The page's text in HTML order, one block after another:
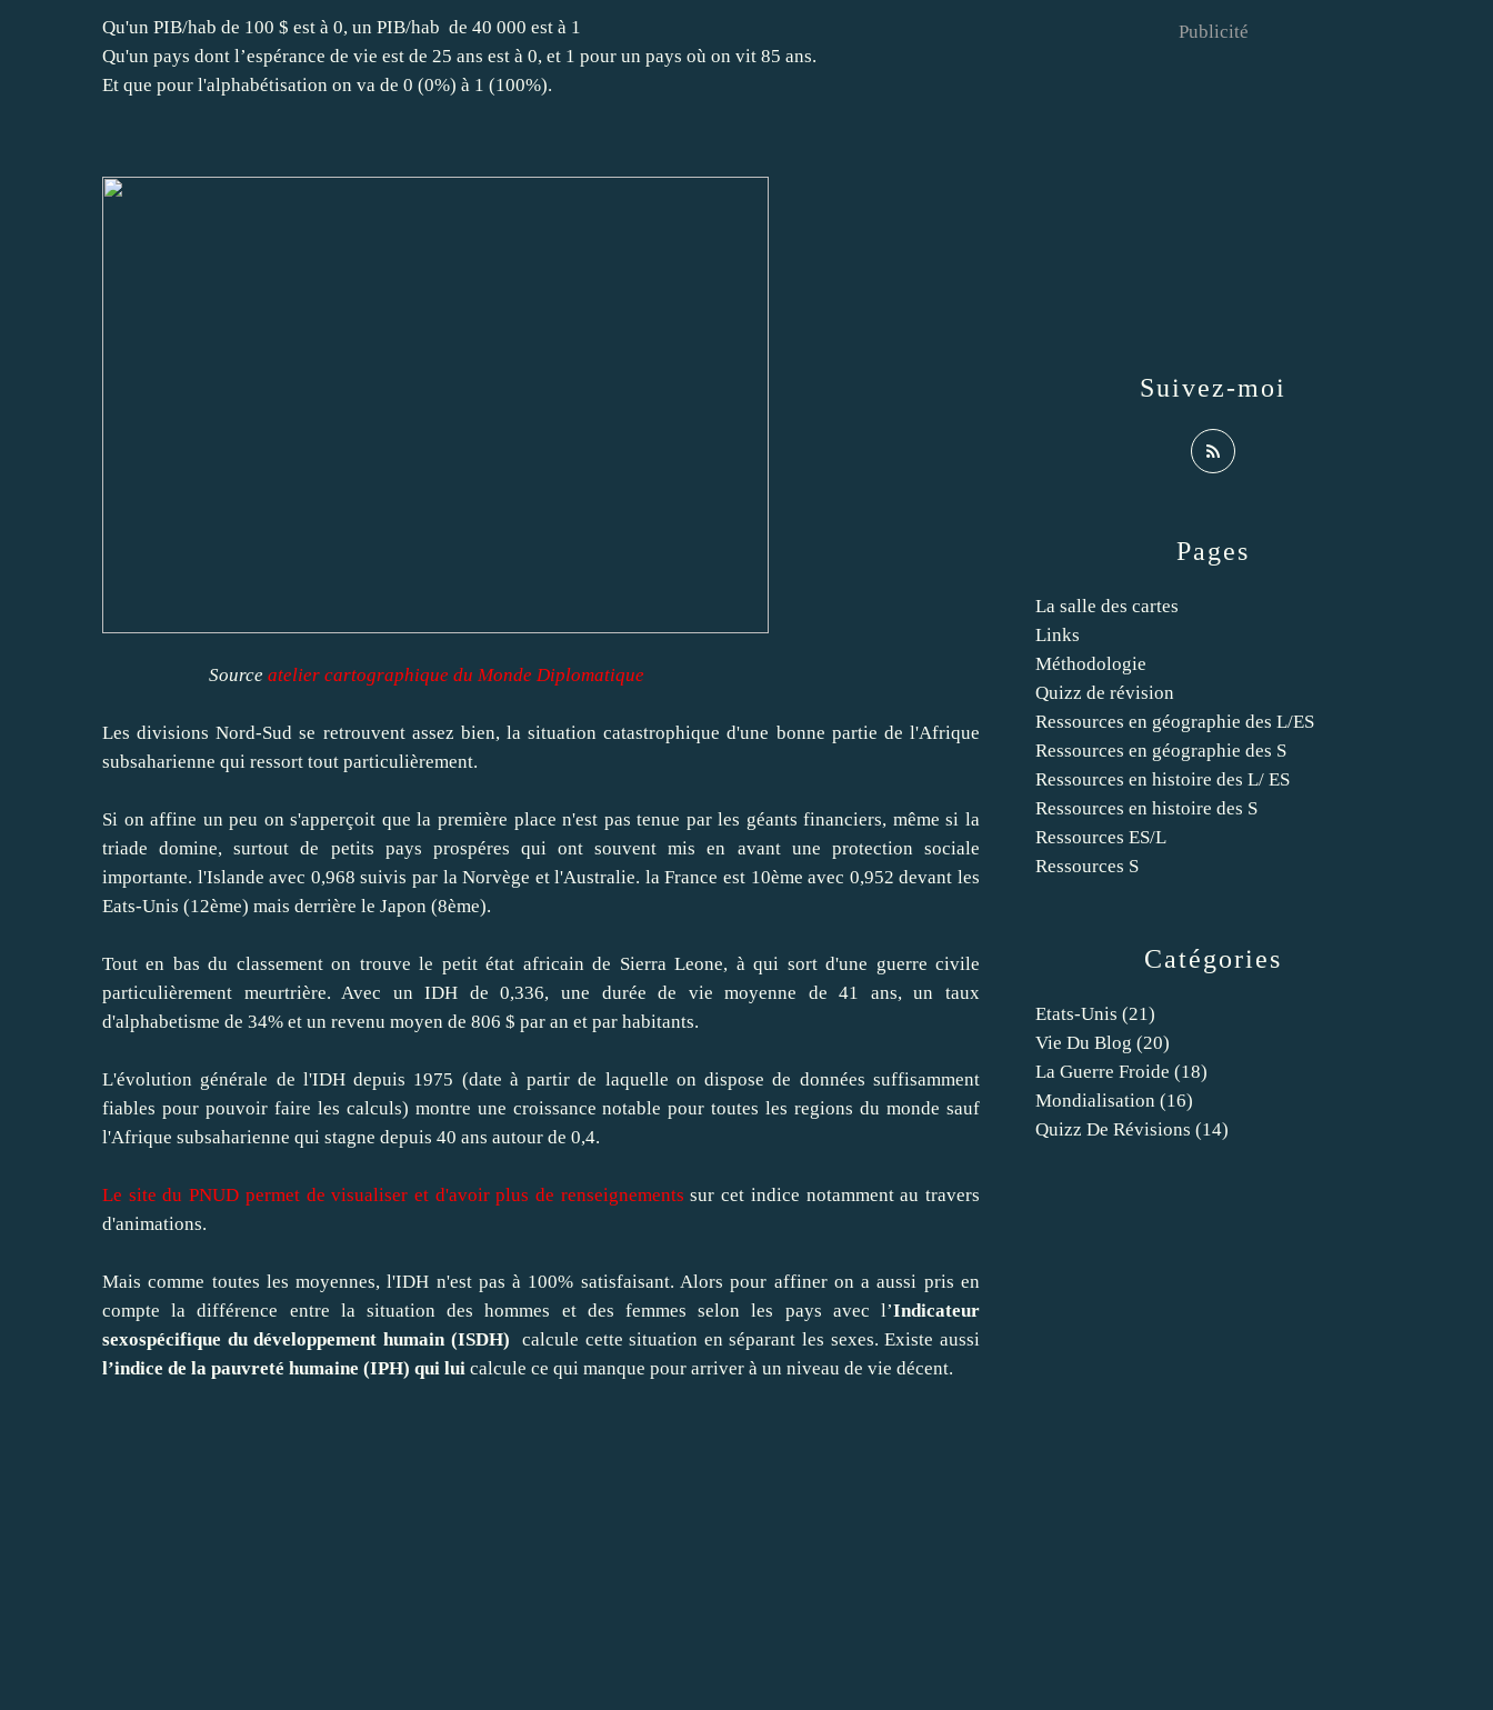
Qu'un PIB/hab de 100 $ est à 0, un PIB/hab de 40 000 est à 1
Qu'un pays dont l’espérance de vie est de 25 ans est à 0, et 1 pour un pays où on vit 85 ans.
Et que pour l'alphabétisation on va de 0 (0%) à 1 (100%).
Source atelier cartographique du Monde Diplomatique
Les divisions Nord-Sud se retrouvent assez bien, la situation catastrophique d'une bonne partie de l'Afrique
subsaharienne qui ressort tout particulièrement.
Si on affine un peu on s'apperçoit que la première place n'est pas tenue par les géants financiers, même si la
triade domine, surtout de petits pays prospéres qui ont souvent mis en avant une protection sociale
importante. l'Islande avec 0,968 suivis par la Norvège et l'Australie. la France est 10ème avec 0,952 devant les
Eats-Unis (12ème) mais derrière le Japon (8ème).
Tout en bas du classement on trouve le petit état africain de Sierra Leone, à qui sort d'une guerre civile
particulièrement meurtrière. Avec un IDH de 0,336, une durée de vie moyenne de 41 ans, un taux
d'alphabetisme de 34% et un revenu moyen de 806 $ par an et par habitants.
L'évolution générale de l'IDH depuis 1975 (date à partir de laquelle on dispose de données suffisamment
fiables pour pouvoir faire les calculs) montre une croissance notable pour toutes les regions du monde sauf
l'Afrique subsaharienne qui stagne depuis 40 ans autour de 0,4.
Le site du PNUD permet de visualiser et d'avoir plus de renseignements sur cet indice notamment au travers
d'animations.
Mais comme toutes les moyennes, l'IDH n'est pas à 100% satisfaisant. Alors pour affiner on a aussi pris en
compte la différence entre la situation des hommes et des femmes selon les pays avec l’Indicateur
sexospécifique du développement humain (ISDH)
calcule cette situation en séparant les sexes. Existe aussi
l’indice de la pauvreté humaine (IPH) qui lui calcule ce qui manque pour arriver à un niveau de vie décent.
Catégories
Etats-Unis (21)
Vie Du Blog (20)
La Guerre Froide (18)
Mondialisation (16)
Quizz De Révisions (14)
Pages
La salle des cartes
Links
Méthodologie
Quizz de révision
Ressources en géographie des L/ES
Ressources en géographie des S
Ressources en histoire des L/ ES
Ressources en histoire des S
Ressources ES/L
Ressources S
Suivez-moi
Publicité